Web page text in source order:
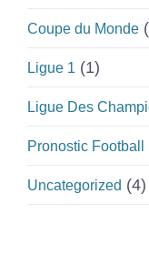
Coupe du Monde
Ligue 1 (1)
Ligue Des
Pronostic Football
Uncategorized (4)